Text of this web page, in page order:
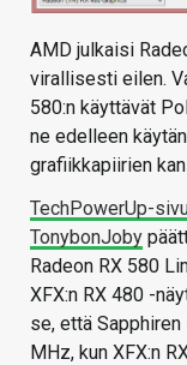
AMD julkaisi
virallisesti eilen.
580:n käyttävät
ne edelleen
grafiikkapiirien
TechPowerUp-
TonybonJoby
Radeon RX 580
XFX:n RX 480 -
se, että
MHz, kun XFX:n